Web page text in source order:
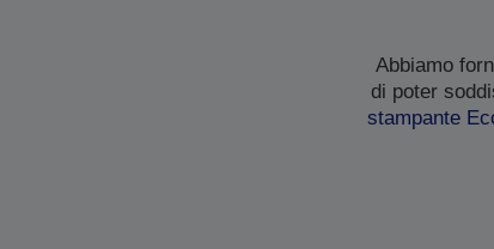
Abbiamo
di poter
stampante